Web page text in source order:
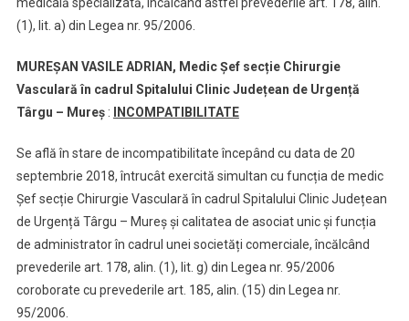
(1), lit. a) din Legea nr. 95/2006.
MUREȘAN VASILE ADRIAN, Medic Șef secție Chirurgie
Vasculară în cadrul Spitalului Clinic Județean de Urgență
Târgu – Mureș: INCOMPATIBILITATE
Se află în stare de incompatibilitate începând cu data de 20
septembrie 2018, întrucât exercită simultan cu funcția de medic
Șef secție Chirurgie Vasculară în cadrul Spitalului Clinic Județean
de Urgență Târgu – Mureș și calitatea de asociat unic și funcția
de administrator în cadrul unei societăți comerciale, încălcând
prevederile art. 178, alin. (1), lit. g) din Legea nr. 95/2006
coroborate cu prevederile art. 185, alin. (15) din Legea nr.
95/2006.